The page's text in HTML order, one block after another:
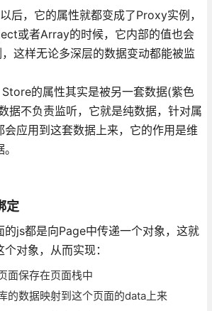
后，它的属性就都变成了Proxy实例，
或者Array的时候，它内部的值也会
这样无论多深层的数据变动都能被监
的属性其实是被另一套数据(紫色
据不负责监听，它就是纯数据，针对属
会应用到这套数据上来，它的作用是维
定
的js都是向Page中传递一个对象，这就
对象，从而实现：
面保存在页面栈中
的数据映射到这个页面的data上来